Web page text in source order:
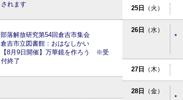
されます
部落解放研究第54回倉吉市集会
倉吉市立図書館：おはなしかい
【8月9日開催】万華鏡を作ろう ※受
付終了
25日 （火）
26日 （水）
27日 （木）
28日 （金）